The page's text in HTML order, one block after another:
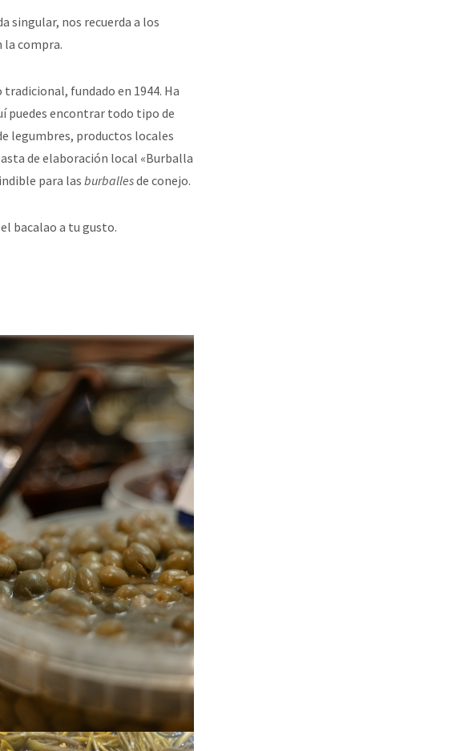
singular, nos recuerda a los
la compra.
fundado en 1944. Ha
puedes encontrar todo tipo de
legumbres, productos locales
de elaboración local «Burballa
para las burballesde conejo.
bacalao a tu gusto.